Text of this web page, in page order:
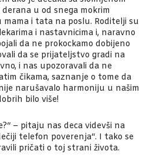
u od snega mokrim
i tata na poslu. Roditelji su
i nastavnicima i, naravno
da ne prokockamo dobijeno
da se prijateljstvo gradi na
i nas upozoravali da ne
čikama, saznanje o tome da
narušavalo harmoniju u našim
bilo više!
– pitaju nas deca videvši na
telefon poverenja“. I tako se
pričati o toj strani života.